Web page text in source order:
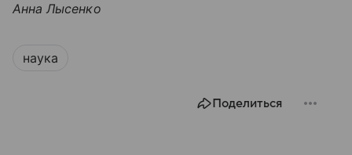
Анна Лысенко
наука
Поделиться